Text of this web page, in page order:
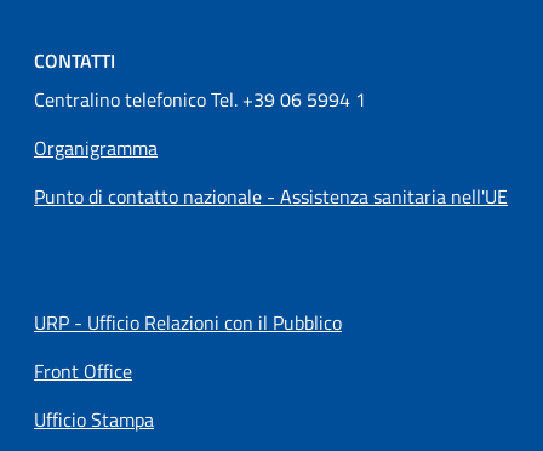
CONTATTI
Centralino telefonico Tel. +39 06 5994 1
Organigramma
Punto di contatto nazionale - Assistenza sanitaria nell'UE
URP - Ufficio Relazioni con il Pubblico
Front Office
Ufficio Stampa